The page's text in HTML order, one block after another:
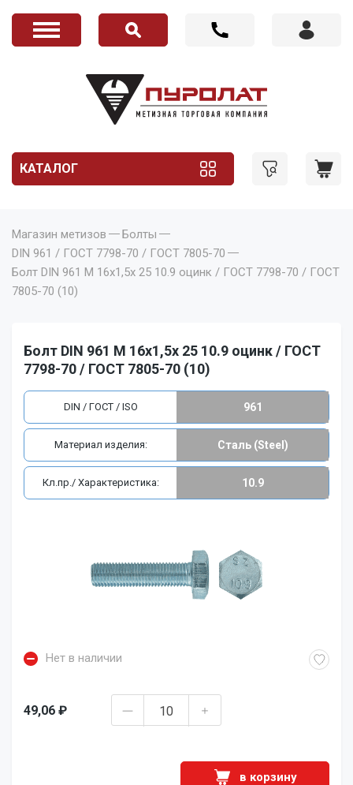
КАТАЛОГ
Магазин метизов
Болты
DIN 961 / ГОСТ 7798-70 / ГОСТ 7805-70
Болт DIN 961 M 16x1,5x 25 10.9 оцинк / ГОСТ 7798-70 / ГОСТ
7805-70 (10)
Болт DIN 961 M 16x1,5x 25 10.9 оцинк / ГОСТ
7798-70 / ГОСТ 7805-70 (10)
Нет в наличии
49,06 ₽
в корзину
DIN / ГОСТ / ISO 961
Материал изделия: Сталь (Steel)
Кл.пр./ Характеристика: 10.9